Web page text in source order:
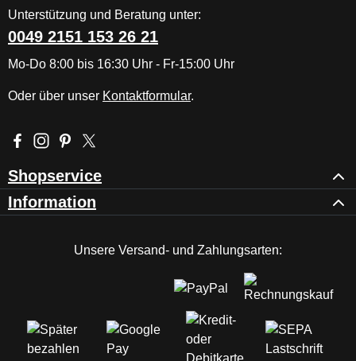
Unterstützung und Beratung unter:
0049 2151 153 26 21
Mo-Do 8:00 bis 16:30 Uhr - Fr-15:00 Uhr
Oder über unser Kontaktformular.
Besuche uns auf Facebook – öffnet in neuem Tab (externer
Schau auf Instagram vorbei – öffnet in neuem Tab
Lass dich auf Pinterest inspirieren – öffnet in neuem
Folge uns auf X – öffnet in neuem Tab (externer
Shopservice
Information
Unsere Versand- und Zahlungsarten: